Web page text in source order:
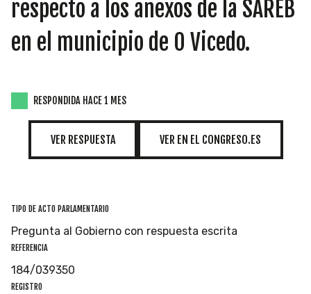
INICIATIVAS
respecto a los anexos de la SAREB
en el municipio de O Vicedo.
RESPONDIDA HACE 1 MES
VER RESPUESTA VER EN EL CONGRESO.ES
TIPO DE ACTO PARLAMENTARIO
Pregunta al Gobierno con respuesta escrita
REFERENCIA
184/039350
REGISTRO